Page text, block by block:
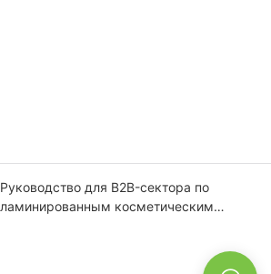
Руководство для B2B-сектора по
ламинированным косметическим